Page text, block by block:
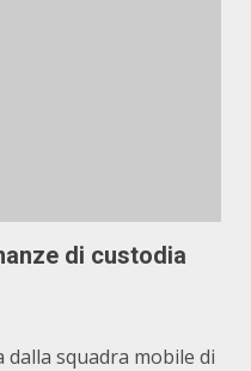
di custodia
squadra mobile di